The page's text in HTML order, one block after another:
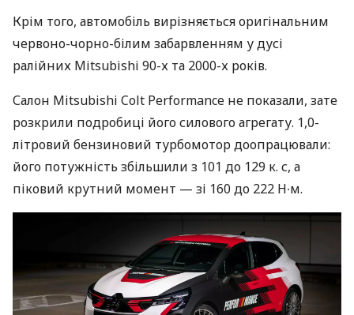
Крім того, автомобіль вирізняється оригінальним
червоно-чорно-білим забарвленням у дусі
ралійних Mitsubishi 90-х та 2000-х років.
Салон Mitsubishi Colt Performance не показали, зате
розкрили подробиці його силового агрегату. 1,0-
літровий бензиновий турбомотор доопрацювали:
його потужність збільшили з 101 до 129 к. с, а
піковий крутний момент — зі 160 до 222 Н∙м.